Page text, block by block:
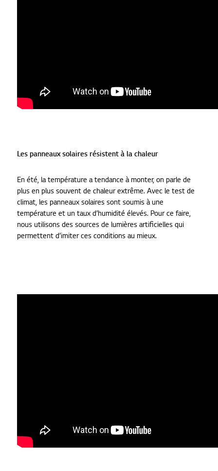
Les panneaux solaires résistent à la chaleur
En été, la température a tendance à monter, on parle de
plus en plus souvent de chaleur extrême. Avec le test de
climat, les panneaux solaires sont soumis à une
température et un taux d’humidité élevés. Pour ce faire,
nous utilisons des sources de lumières artificielles qui
permettent d’imiter ces conditions au mieux.